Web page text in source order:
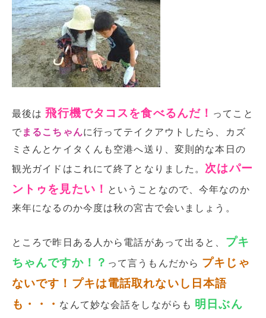
最後は飛行機でタコスを食べるんだ！ ってこと
で まるこちゃんに行ってテイクアウトしたら、カズ
ミさんとケイタくんも空港へ送り、変則的な本日の
観光ガイドはこれにて終了となりました。 次はパー
ントゥを見たい！ ということなので、今年なのか
来年になるのか今度は秋の宮古で会いましょう。
ところで昨日ある人から電話があって出ると、 プキ
ちゃんですか！？ って言うもんだから プキじゃ
ないです！プキは電話取れないし日本語
も・・・ なんて妙な会話をしながらも 明日ぶん